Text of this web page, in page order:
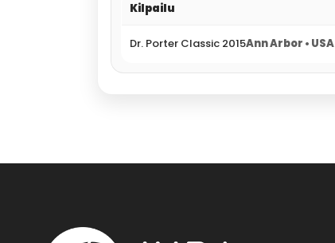
Kilpailu
Dr. Porter Classic 2015Ann Arbor • USA